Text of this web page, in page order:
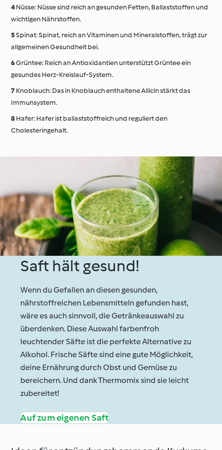
Nüsse: Nüsse sind reich an gesunden Fetten, Ballaststoffen und
wichtigen Nährstoffen.
Spinat: Spinat, reich an Vitaminen und Mineralstoffen, trägt zur
allgemeinen Gesundheit bei.
Grüntee: Reich an Antioxidantien unterstützt Grüntee ein
gesundes Herz-Kreislauf-System.
Knoblauch: Das in Knoblauch enthaltene Allicin stärkt das
Immunsystem.
Hafer: Hafer ist ballaststoffreich und reguliert den
Cholesteringehalt.
Saft hält gesund!
Wenn du Gefallen an diesen gesunden,
nährstoffreichen Lebensmitteln gefunden hast,
wäre es auch sinnvoll, die Getränkeauswahl zu
überdenken. Diese Auswahl farbenfroh
leuchtender Säfte ist die perfekte Alternative zu
Alkohol. Frische Säfte sind eine gute Möglichkeit,
deine Ernährung durch Obst und Gemüse zu
bereichern. Und dank Thermomix sind sie leicht
zubereitet!
Auf zum eigenen Saft